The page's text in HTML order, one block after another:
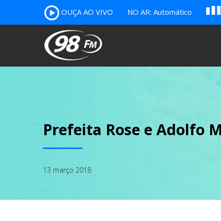
OUÇA AO VIVO NO AR: Automático B c
Prefeita Rose e Adolfo
13 março 2018